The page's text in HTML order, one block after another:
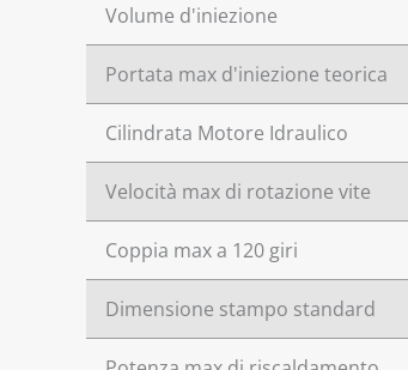
Volume d'iniezione
Portata max d'iniezione teorica
Cilindrata Motore Idraulico
Velocità max di rotazione vite
Coppia max a 120 giri
Dimensione stampo standard